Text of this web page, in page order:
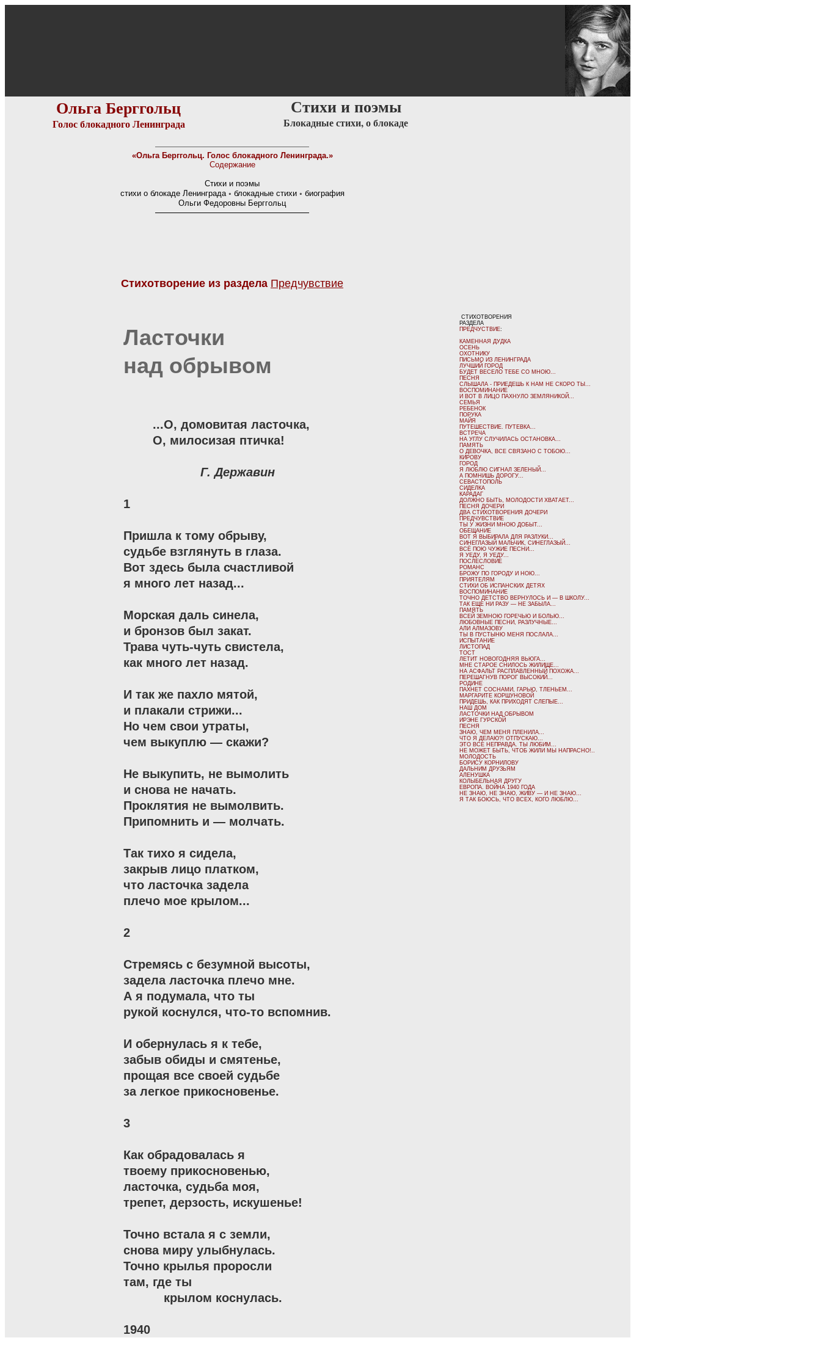
Ольга Берггольц
Голос блокадного Ленинграда
Стихи и поэмы
Блокадные стихи, о блокаде
«Ольга Берггольц. Голос блокадного Ленинграда.»
Содержание
Стихи и поэмы
стихи о блокаде Ленинграда ◦ блокадные стихи ◦ биография
Ольги Федоровны Берггольц
Стихотворение из раздела Предчувствие
Ласточки
над обрывом
Г. Державин
1
Пришла к тому обрыву,
судьбе взглянуть в глаза.
Вот здесь была счастливой
я много лет назад...
Морская даль синела,
и бронзов был закат.
Трава чуть-чуть свистела,
как много лет назад.
И так же пахло мятой,
и плакали стрижи...
Но чем свои утраты,
чем выкуплю — скажи?
Не выкупить, не вымолить
и снова не начать.
Проклятия не вымолвить.
Припомнить и — молчать.
Так тихо я сидела,
закрыв лицо платком,
что ласточка задела
плечо мое крылом...
2
Стремясь с безумной высоты,
задела ласточка плечо мне.
А я подумала, что ты
рукой коснулся, что-то вспомнив.
И обернулась я к тебе,
забыв обиды и смятенье,
прощая все своей судьбе
за легкое прикосновенье.
3
Как обрадовалась я
твоему прикосновенью,
ласточка, судьба моя,
трепет, дерзость, искушенье!
Точно встала я с земли,
снова миру улыбнулась.
Точно крылья проросли
там, где ты
           крылом коснулась.
CТИХОТВОРЕНИЯ
РАЗДЕЛА
ПРЕДЧУСТВИЕ:
КАМЕННАЯ ДУДКА
ОСЕНЬ
ОХОТНИКУ
ПИСЬМО ИЗ ЛЕНИНГРАДА
ЛУЧШИЙ ГОРОД
БУДЕТ ВЕСЕЛО ТЕБЕ СО МНОЮ...
ПЕСНЯ
СЛЫШАЛА - ПРИЕДЕШЬ К НАМ НЕ СКОРО ТЫ...
ВОСПОМИНАНИЕ
И ВОТ В ЛИЦО ПАХНУЛО ЗЕМЛЯНИКОЙ...
СЕМЬЯ
РЕБЕНОК
ПОРУКА
МАЙЯ
ПУТЕШЕСТВИЕ. ПУТЕВКА...
ВСТРЕЧА
НА УГЛУ СЛУЧИЛАСЬ ОСТАНОВКА...
ПАМЯТЬ
О ДЕВОЧКА, ВСЕ СВЯЗАНО С ТОБОЮ...
КИРОВУ
ГОРОД
Я ЛЮБЛЮ СИГНАЛ ЗЕЛЕНЫЙ...
А ПОМНИШЬ ДОРОГУ...
СЕВАСТОПОЛЬ
СИДЕЛКА
КАРАДАГ
ДОЛЖНО БЫТЬ, МОЛОДОСТИ ХВАТАЕТ...
ПЕСНЯ ДОЧЕРИ
ДВА СТИХОТВОРЕНИЯ ДОЧЕРИ
ПРЕДЧУВСТВИЕ
ТЫ У ЖИЗНИ МНОЮ ДОБЫТ...
ОБЕЩАНИЕ
ВОТ Я ВЫБИРАЛА ДЛЯ РАЗЛУКИ...
СИНЕГЛАЗЫЙ МАЛЬЧИК, СИНЕГЛАЗЫЙ...
ВСЁ ПОЮ ЧУЖИЕ ПЕСНИ...
Я УЕДУ, Я УЕДУ...
ПОСЛЕСЛОВИЕ
РОМАНС
БРОЖУ ПО ГОРОДУ И НОЮ...
ПРИЯТЕЛЯМ
СТИХИ ОБ ИСПАНСКИХ ДЕТЯХ
ВОСПОМИНАНИЕ
ТОЧНО ДЕТСТВО ВЕРНУЛОСЬ И — В ШКОЛУ...
ТАК ЕЩЕ НИ РАЗУ — НЕ ЗАБЫЛА...
ПАМЯТЬ
ВСЕЙ ЗЕМНОЮ ГОРЕЧЬЮ И БОЛЬЮ...
ЛЮБОВНЫЕ ПЕСНИ, РАЗЛУЧНЫЕ...
АЛИ АЛМАЗОВУ
ТЫ В ПУСТЫНЮ МЕНЯ ПОСЛАЛА...
ИСПЫТАНИЕ
ЛИСТОПАД
ТОСТ
ЛЕТИТ НОВОГОДНЯЯ ВЬЮГА...
МНЕ СТАРОЕ СНИЛОСЬ ЖИЛИЩЕ...
НА АСФАЛЬТ РАСПЛАВЛЕННЫЙ ПОХОЖА...
ПЕРЕШАГНУВ ПОРОГ ВЫСОКИЙ...
РОДИНЕ
ПАХНЕТ СОСНАМИ, ГАРЬЮ, ТЛЕНЬЕМ...
МАРГАРИТЕ КОРШУНОВОЙ
ПРИДЕШЬ, КАК ПРИХОДЯТ СЛЕПЫЕ...
НАШ ДОМ
ЛАСТОЧКИ НАД ОБРЫВОМ
ИРЭНЕ ГУРСКОЙ
ПЕСНЯ
ЗНАЮ, ЧЕМ МЕНЯ ПЛЕНИЛА...
ЧТО Я ДЕЛАЮ?! ОТПУСКАЮ...
ЭТО ВСЕ НЕПРАВДА. ТЫ ЛЮБИМ...
НЕ МОЖЕТ БЫТЬ, ЧТОБ ЖИЛИ МЫ НАПРАСНО!..
МОЛОДОСТЬ
БОРИСУ КОРНИЛОВУ
ДАЛЬНИМ ДРУЗЬЯМ
АЛЕНУШКА
КОЛЫБЕЛЬНАЯ ДРУГУ
ЕВРОПА. ВОЙНА 1940 ГОДА
НЕ ЗНАЮ, НЕ ЗНАЮ, ЖИВУ — И НЕ ЗНАЮ...
Я ТАК БОЮСЬ, ЧТО ВСЕХ, КОГО ЛЮБЛЮ...